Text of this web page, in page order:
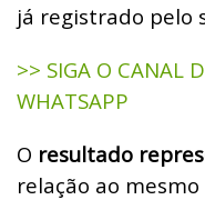
já registrado pelo
>> SIGA O CANAL
WHATSAPP
O resultado
relação ao